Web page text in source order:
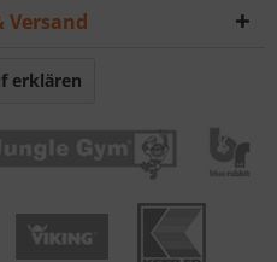
Versand
erklären